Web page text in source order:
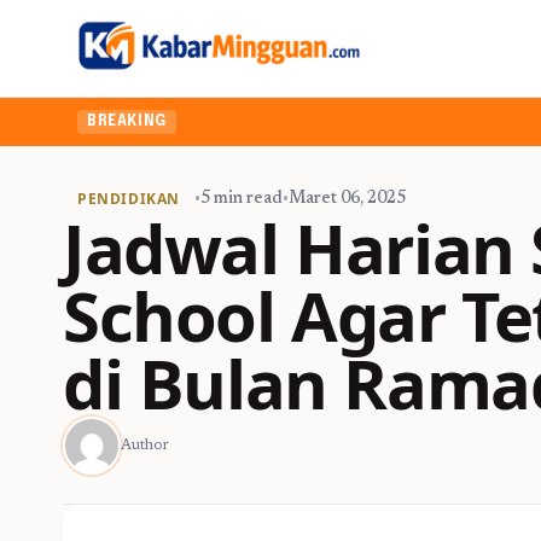
BREAKING
PENDIDIKAN •5 min read•Maret 06, 2025
Jadwal
School Agar
di Bulan
Author